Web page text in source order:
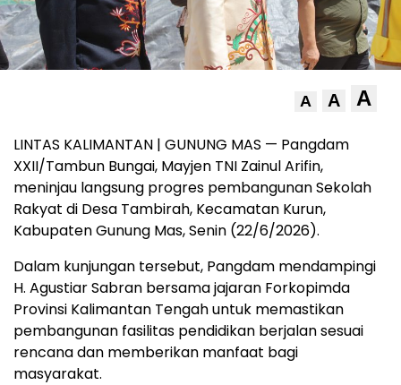
A A A
LINTAS KALIMANTAN | GUNUNG MAS — Pangdam
XXII/Tambun Bungai, Mayjen TNI Zainul Arifin,
meninjau langsung progres pembangunan Sekolah
Rakyat di Desa Tambirah, Kecamatan Kurun,
Kabupaten Gunung Mas, Senin (22/6/2026).
Dalam kunjungan tersebut, Pangdam mendampingi
H. Agustiar Sabran bersama jajaran Forkopimda
Provinsi Kalimantan Tengah untuk memastikan
pembangunan fasilitas pendidikan berjalan sesuai
rencana dan memberikan manfaat bagi
masyarakat.